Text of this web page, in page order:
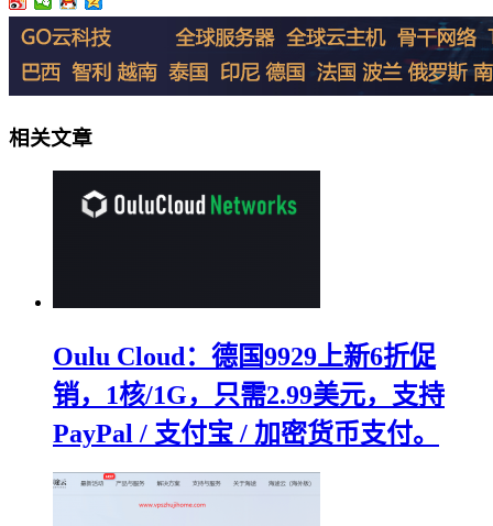
相关文章
Oulu Cloud：德国9929上新6折促
销，1核/1G，只需2.99美元，支持
PayPal / 支付宝 / 加密货币支付。